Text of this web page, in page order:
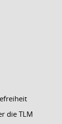
die TLM